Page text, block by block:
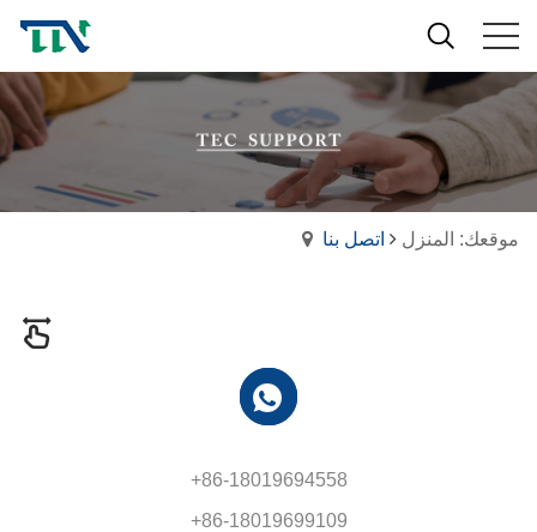
موقعك: المنزل اتصل بنا
+86-18019694558
+86-18019699109